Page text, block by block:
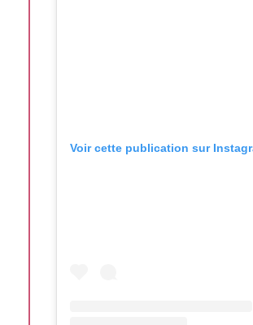
Voir cette publication sur